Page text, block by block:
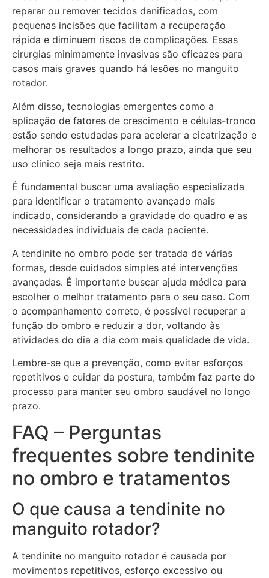
reparar ou remover tecidos danificados, com
pequenas incisões que facilitam a recuperação
rápida e diminuem riscos de complicações. Essas
cirurgias minimamente invasivas são eficazes para
casos mais graves quando há lesões no manguito
rotador.
Além disso, tecnologias emergentes como a
aplicação de fatores de crescimento e células-tronco
estão sendo estudadas para acelerar a cicatrização e
melhorar os resultados a longo prazo, ainda que seu
uso clínico seja mais restrito.
É fundamental buscar uma avaliação especializada
para identificar o tratamento avançado mais
indicado, considerando a gravidade do quadro e as
necessidades individuais de cada paciente.
A tendinite no ombro pode ser tratada de várias
formas, desde cuidados simples até intervenções
avançadas. É importante buscar ajuda médica para
escolher o melhor tratamento para o seu caso. Com
o acompanhamento correto, é possível recuperar a
função do ombro e reduzir a dor, voltando às
atividades do dia a dia com mais qualidade de vida.
Lembre-se que a prevenção, como evitar esforços
repetitivos e cuidar da postura, também faz parte do
processo para manter seu ombro saudável no longo
prazo.
FAQ – Perguntas
frequentes sobre tendinite
no ombro e tratamentos
O que causa a tendinite no
manguito rotador?
A tendinite no manguito rotador é causada por
movimentos repetitivos, esforço excessivo ou